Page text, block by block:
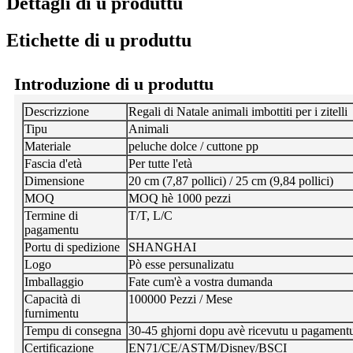
Etichette di u produttu
Introduzione di u produttu
Descrizzione
Regali di Natale animali imbottiti per i zitelli
Tipu
Animali
Materiale
peluche dolce / cuttone pp
Fascia d'età
Per tutte l'età
Dimensione
20 cm (7,87 pollici) / 25 cm (9,84 pollici)
MOQ
MOQ hè 1000 pezzi
Termine di
pagamentu
T/T, L/C
Portu di spedizione
SHANGHAI
Logo
Pò esse persunalizatu
Imballaggio
Fate cum'è a vostra dumanda
Capacità di
furnimentu
100000 Pezzi / Mese
Tempu di consegna 30-45 ghjorni dopu avè ricevutu u
Certificazione
EN71/CE/ASTM/Disney/BSCI